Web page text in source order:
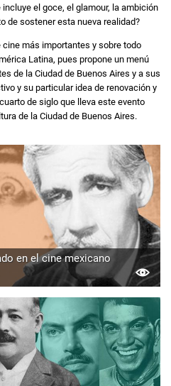
el goce, el glamour, la ambición
de sostener esta nueva realidad?
más importantes y sobre todo
Latina, pues propone un menú
de la Ciudad de Buenos Aires y a sus
y su particular idea de renovación y
de siglo que lleva este evento
de la Ciudad de Buenos Aires.
en el cine mexicano